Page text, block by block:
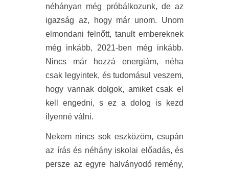
néhányan még próbálkozunk, de az
igazság az, hogy már unom. Unom
elmondani felnőtt, tanult embereknek
még inkább, 2021-ben még inkább.
Nincs már hozzá energiám, néha
csak legyintek, és tudomásul veszem,
hogy vannak dolgok, amiket csak el
kell engedni, s ez a dolog is kezd
ilyenné válni.
Nekem nincs sok eszközöm, csupán
az írás és néhány iskolai előadás, és
persze az egyre halványodó remény,